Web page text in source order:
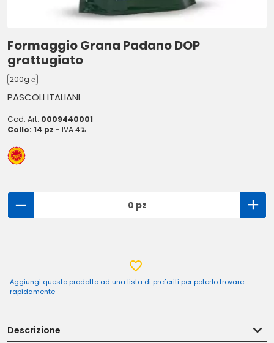
Formaggio Grana Padano DOP
grattugiato
200g ℮
PASCOLI ITALIANI
Cod. Art. 0009440001
Collo: 14 pz - IVA 4%
0 pz
Aggiungi questo prodotto ad una lista di preferiti per poterlo trovare
rapidamente
Descrizione